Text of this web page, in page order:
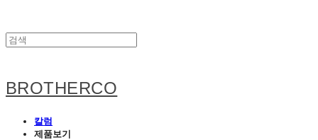
BROTHERCO
칼럼
제품보기